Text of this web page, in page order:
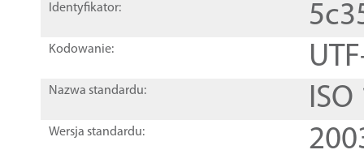
Identyfikator:
Kodowanie:
Nazwa standardu:
Wersja standardu: